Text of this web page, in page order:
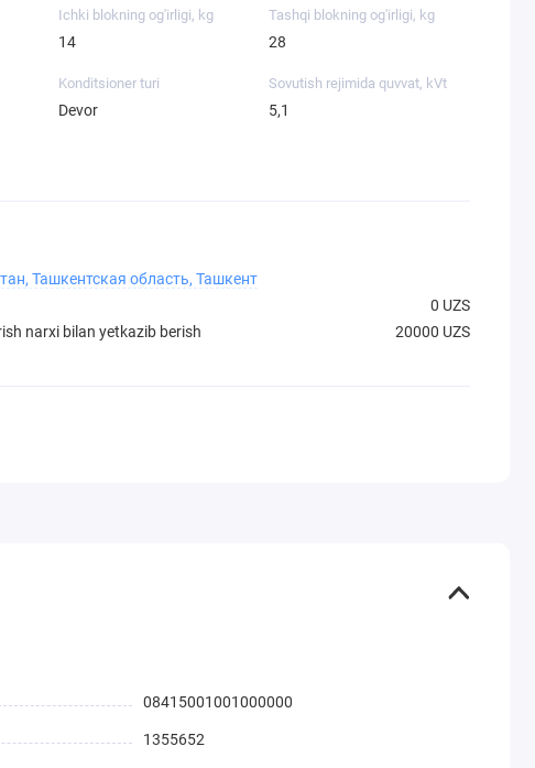
Ichki blokning og'irligi, kg
14
Tashqi blokning og'irligi, kg
28
Konditsioner turi
Devor
Sovutish rejimida quvvat, kVt
5,1
Ташкентская область, Ташкент
0 UZS
narxi bilan yetkazib berish
20000 UZS
08415001001000000
1355652